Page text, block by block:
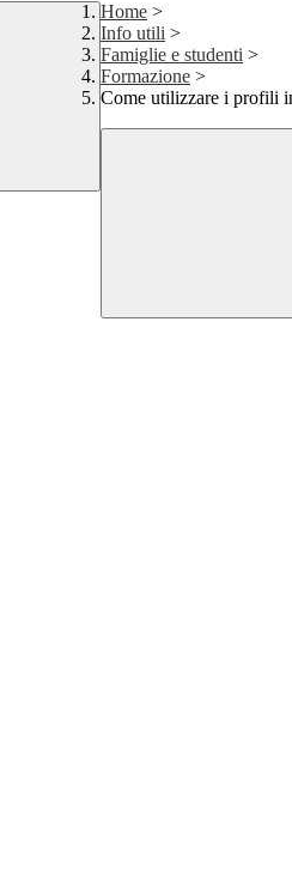
Home >
Info utili >
Famiglie e studenti >
Formazione >
Come utilizzare i profili